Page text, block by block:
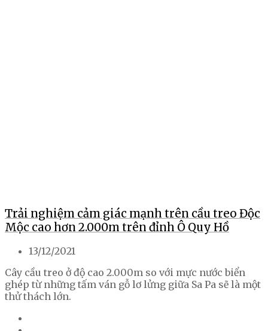
Trải nghiệm cảm giác mạnh trên cầu treo Độc
Mộc cao hơn 2.000m trên đỉnh Ô Quy Hồ
13/12/2021
Cây cầu treo ở độ cao 2.000m so với mực nước biển
ghép từ những tấm ván gỗ lơ lửng giữa Sa Pa sẽ là một
thử thách lớn.